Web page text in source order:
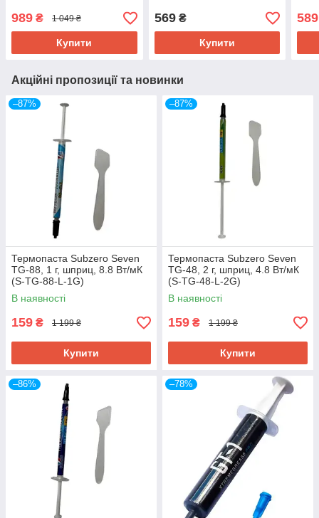
989 ₴ 1 049 ₴
Купити
569₴
Купити
589
Акційні пропозиції та новинки
–87%
Термопаста Subzero Seven
TG-88, 1 г, шприц, 8.8 Вт/мК
(S-TG-88-L-1G)
В наявності
159 ₴ 1 199 ₴
Купити
–87%
Термопаста Subzero Seven
TG-48, 2 г, шприц, 4.8 Вт/мК
(S-TG-48-L-2G)
В наявності
159 ₴ 1 199 ₴
Купити
–86% –78%